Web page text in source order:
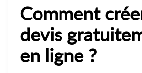
Comment
devis
en ligne ?